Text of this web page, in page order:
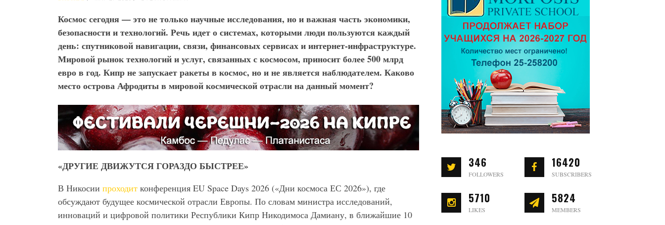
Космос сегодня — это не только научные исследования, но и важная часть экономики,
безопасности и технологий. Речь идет о системах, которыми люди пользуются каждый
день: спутниковой навигации, связи, финансовых сервисах и интернет-инфраструктуре.
Мировой рынок технологий и услуг, связанных с космосом, приносит более 500 млрд
евро в год. Кипр не запускает ракеты в космос, но и не является наблюдателем. Каково
место острова Афродиты в мировой космической отрасли на данный момент?
«ДРУГИЕ ДВИЖУТСЯ ГОРАЗДО БЫСТРЕЕ»
В Никосии проходит конференция EU Space Days 2026 («Дни космоса ЕС 2026»), где
обсуждают будущее космической отрасли Европы. По словам министра исследований,
инноваций и цифровой политики Республики Кипр Никодимоса Дамиану, в ближайшие 10
346
FOLLOWERS
16420
SUBSCRIBERS
5710
LIKES
5824
MEMBERS